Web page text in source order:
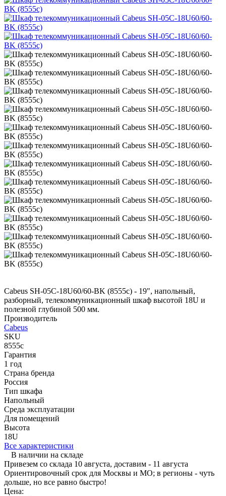
Cabeus SH-05C-18U60/60-BK (8555c) - 19", напольный,
разборный, телекоммуникационный шкаф высотой 18U и
полезной глубиной 500 мм.
Производитель
Cabeus
SKU
8555c
Гарантия
1 год
Страна бренда
Россия
Тип шкафа
Напольный
Среда эксплуатации
Для помещений
Высота
18U
Все характеристики
В наличии на складе
Привезем со склада 10 августа, доставим - 11 августа
Ориентировочный срок для Москвы и МО; в регионы - чуть
дольше, но все равно быстро!
Цена: